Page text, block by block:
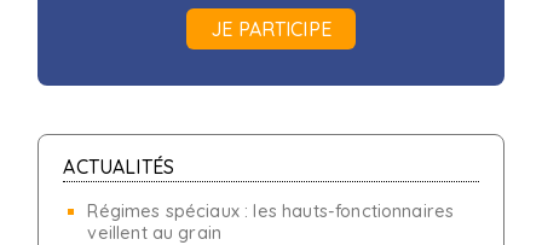
JE PARTICIPE
ACTUALITÉS
Régimes spéciaux : les hauts-fonctionnaires
veillent au grain